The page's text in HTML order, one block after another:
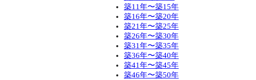
築11年〜築15年
築16年〜築20年
築21年〜築25年
築26年〜築30年
築31年〜築35年
築36年〜築40年
築41年〜築45年
築46年〜築50年